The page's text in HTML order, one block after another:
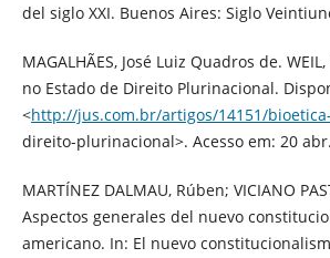
del siglo XXI. Buenos Aires: Siglo
MAGALHÃES, José Luiz Quadros de.
no Estado de Direito Plurinacional.
<http://jus.com.br/artigos/14151/
direito-plurinacional>. Acesso em: 20
MARTÍNEZ DALMAU, Rúben; VICIANO
Aspectos generales del nuevo
americano. In: El nuevo